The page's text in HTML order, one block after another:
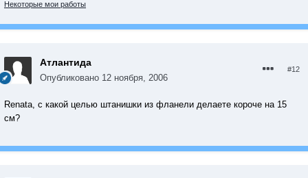
Некоторые мои работы
Атлантида
Опубликовано 12 ноября, 2006
#12
Renata, с какой целью штанишки из фланели делаете короче на 15
см?